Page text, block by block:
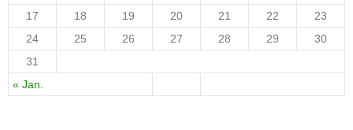
« Jan.
17
18 19 20 21 22
23
24
25 26 27 28 29
30
31